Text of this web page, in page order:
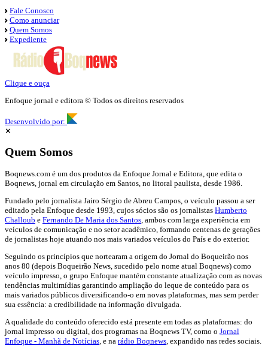
Fale Conosco
Como anunciar
Quem Somos
Expediente
Clique e ouça
Enfoque jornal e editora © Todos os direitos reservados
Desenvolvido por:
✕
Quem Somos
Boqnews.com é um dos produtos da Enfoque Jornal e Editora, que edita o
Boqnews, jornal em circulação em Santos, no litoral paulista, desde 1986.
Fundado pelo jornalista Jairo Sérgio de Abreu Campos, o veículo passou a ser
editado pela Enfoque desde 1993, cujos sócios são os jornalistas Humberto
Challoub e Fernando De Maria dos Santos , ambos com larga experiência em
veículos de comunicação e no setor acadêmico, formando centenas de gerações
de jornalistas hoje atuando nos mais variados veículos do País e do exterior.
Seguindo os princípios que nortearam a origem do Jornal do Boqueirão nos
anos 80 (depois Boqueirão News, sucedido pelo nome atual Boqnews) como
veículo impresso, o grupo Enfoque mantém constante atualização com as novas
tendências multimídias garantindo ampliação do leque de conteúdo para os
mais variados públicos diversificando-o em novas plataformas, mas sem perder
sua essência: a credibilidade na informação divulgada.
A qualidade do conteúdo oferecido está presente em todas as plataformas: do
jornal impresso ou digital, dos programas na Boqnews TV, como o Jornal
Enfoque - Manhã de Notícias , e na rádio Boqnews , expandido nas redes sociais.